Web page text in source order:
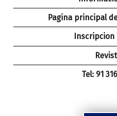
Pagina principal
Tel: 91